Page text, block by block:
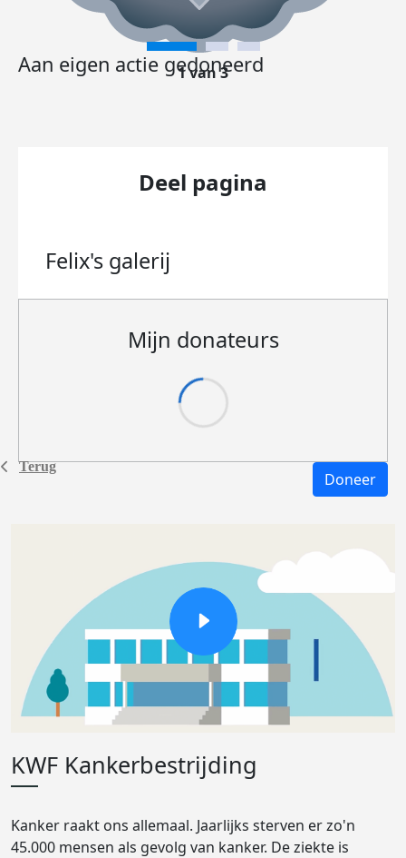
Terug
Aan eigen actie gedoneerd
1 van 3
Deel pagina
Felix's galerij
Mijn donateurs
Doneer
KWF Kankerbestrijding
Kanker raakt ons allemaal. Jaarlijks sterven er zo'n
45.000 mensen als gevolg van kanker. De ziekte is